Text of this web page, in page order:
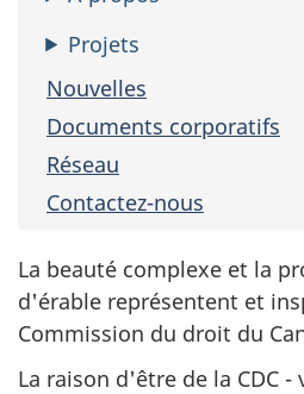
Projets
Nouvelles
Documents corporatifs
Réseau
Contactez-nous
La beauté complexe et la
d'érable représentent et
Commission du droit du
La raison d'être de la CDC -